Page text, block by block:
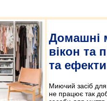
Домашні
вікон та
та
Миючий засіб для
не працює так